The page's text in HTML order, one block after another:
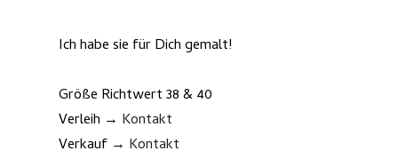
Ich habe sie für Dich gemalt!
Größe Richtwert 38 & 40
Verleih → Kontakt
Verkauf → Kontakt